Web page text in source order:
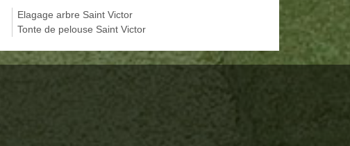
Elagage arbre Saint Victor
Tonte de pelouse Saint Victor